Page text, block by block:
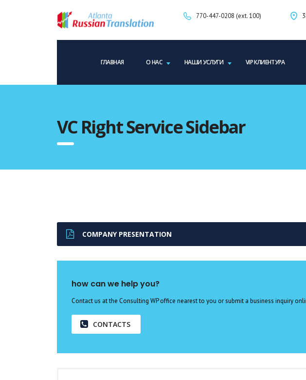
770-447-0208 (ext. 100)
ГЛАВНАЯ О НАС НАШИ УСЛУГИ VIP КЛИЕНТУРА
VC Right Service Sidebar
COMPANY PRESENTATION
how can we help you?
Contact us at the Consulting WP office nearest to you or submit a business inquiry
CONTACTS